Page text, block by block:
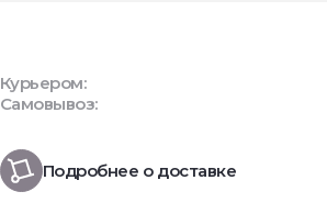
Курьером:
Самовывоз:
Подробнее о доставке